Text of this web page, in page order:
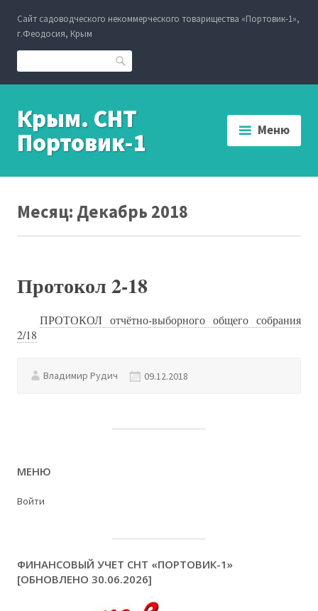
содержанию
Сайт садоводческого некоммерческого товарищества «Портовик-1»,
г.Феодосия, Крым
Поиск
Крым. СНТ
Портовик-1
Меню
Месяц: Декабрь 2018
Протокол 2-18
ПРОТОКОЛ отчётно-выборного общего собрания
2/18
Владимир Рудич 09.12.2018
МЕНЮ
Войти
ФИНАНСОВЫЙ УЧЕТ СНТ «ПОРТОВИК-1»
[ОБНОВЛЕНО 30.06.2026]